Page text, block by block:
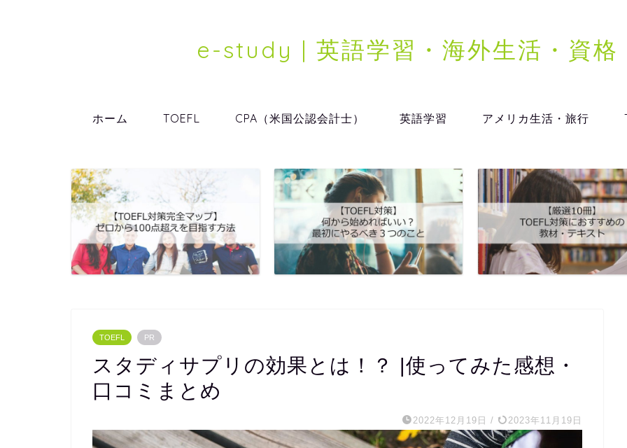
e-study | 英語学習・海外生活・資格
ホーム TOEFL CPA（米国公認会計士） 英語学習 アメリカ生活・旅行
TOEFL PR
スタディサプリの効果とは！？ |使ってみた感想・
口コミまとめ
2022年12月19日 / 2023年11月19日